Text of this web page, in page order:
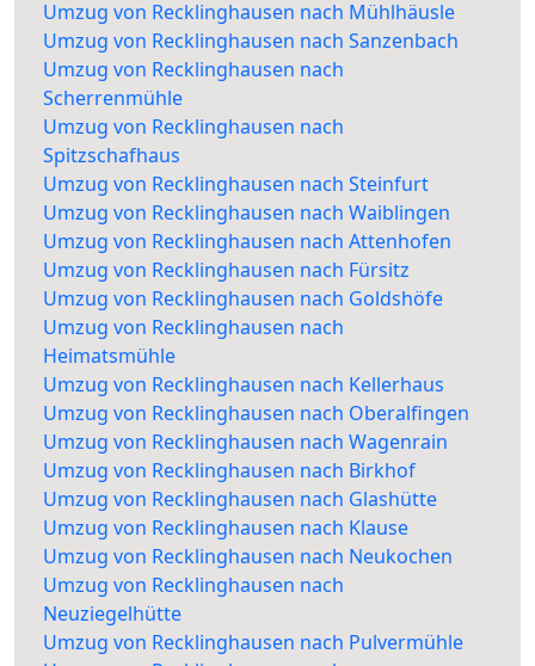
Umzug von Recklinghausen nach Mühlhäusle
Umzug von Recklinghausen nach Sanzenbach
Umzug von Recklinghausen nach
Scherrenmühle
Umzug von Recklinghausen nach
Spitzschafhaus
Umzug von Recklinghausen nach Steinfurt
Umzug von Recklinghausen nach Waiblingen
Umzug von Recklinghausen nach Attenhofen
Umzug von Recklinghausen nach Fürsitz
Umzug von Recklinghausen nach Goldshöfe
Umzug von Recklinghausen nach
Heimatsmühle
Umzug von Recklinghausen nach Kellerhaus
Umzug von Recklinghausen nach Oberalfingen
Umzug von Recklinghausen nach Wagenrain
Umzug von Recklinghausen nach Birkhof
Umzug von Recklinghausen nach Glashütte
Umzug von Recklinghausen nach Klause
Umzug von Recklinghausen nach Neukochen
Umzug von Recklinghausen nach
Neuziegelhütte
Umzug von Recklinghausen nach Pulvermühle